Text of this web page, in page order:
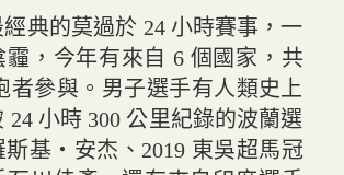
典的莫過於 24 小時賽事，一
霾，今年有來自 6 個國家，共
者參與。男子選手有人類史上
24 小時 300 公里紀錄的波蘭選
斯基‧安杰、2019 東吳超馬冠